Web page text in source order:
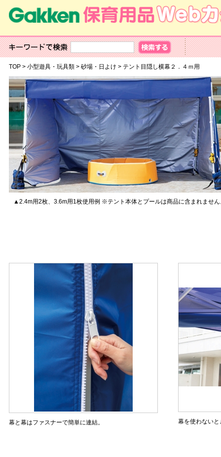
TOP> 小型遊具・玩具類> 砂場・日よけ > テント目隠し横幕２．４ｍ用
▲2.4m用2枚、3.6m用1枚使用例 ※テント本体とプールは商品に含まれません
幕と幕はファスナーで簡単に連結。 幕を使わない